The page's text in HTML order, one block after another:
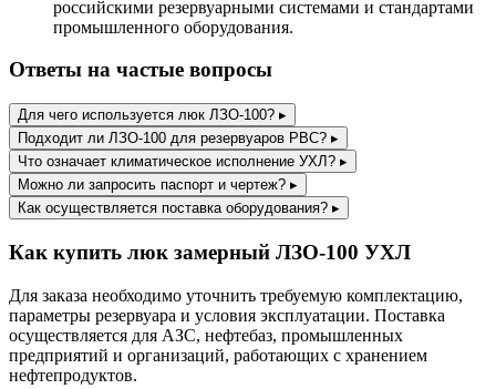
российскими резервуарными системами и стандартами
промышленного оборудования.
Ответы на частые вопросы
Для чего используется люк ЛЗО-100? ▸
Подходит ли ЛЗО-100 для резервуаров РВС? ▸
Что означает климатическое исполнение УХЛ? ▸
Можно ли запросить паспорт и чертеж? ▸
Как осуществляется поставка оборудования? ▸
Как купить люк замерный ЛЗО-100 УХЛ
Для заказа необходимо уточнить требуемую комплектацию,
параметры резервуара и условия эксплуатации. Поставка
осуществляется для АЗС, нефтебаз, промышленных
предприятий и организаций, работающих с хранением
нефтепродуктов.